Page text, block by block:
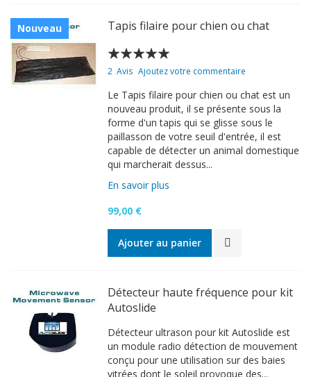
Nouveau Tapis filaire pour chien ou chat
Évaluation:
95
% of100
2 Avis Ajoutez votre commentaire
Le Tapis filaire pour chien ou chat est un
nouveau produit, il se présente sous la
forme d'un tapis qui se glisse sous le
paillasson de votre seuil d'entrée, il est
capable de détecter un animal domestique
qui marcherait dessus...
En savoir plus
99,00 €
Ajouter au panier
Détecteur haute fréquence pour kit
Autoslide
Détecteur ultrason pour kit Autoslide est
un module radio détection de mouvement
conçu pour une utilisation sur des baies
vitrées dont le soleil provoque des...